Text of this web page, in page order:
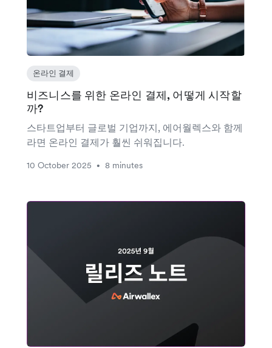
온라인 결제
비즈니스를 위한 온라인 결제, 어떻게 시작할
까?
스타트업부터 글로벌 기업까지, 에어월렉스와 함께
라면 온라인 결제가 훨씬 쉬워집니다.
10 October 2025 • 8 minutes